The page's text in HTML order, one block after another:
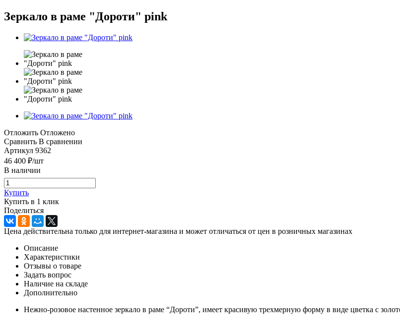
Зеркало в раме "Дороти" pink
Отложить Отложено
Сравнить В сравнении
Артикул 9362
46 400 ₽/шт
В наличии
Купить
Купить в 1 клик
Поделиться
Цена действительна только для интернет-магазина и может отличаться от цен в розничных магазинах
Описание
Характеристики
Отзывы о товаре
Задать вопрос
Наличие на складе
Дополнительно
Нежно-розовое настенное зеркало в раме “Дороти”, имеет красивую трехмерную форму в виде цветка с